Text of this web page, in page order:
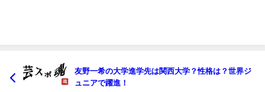
友野一希の大学進学先は関西大学？性格は？世界ジ
ュニアで躍進！